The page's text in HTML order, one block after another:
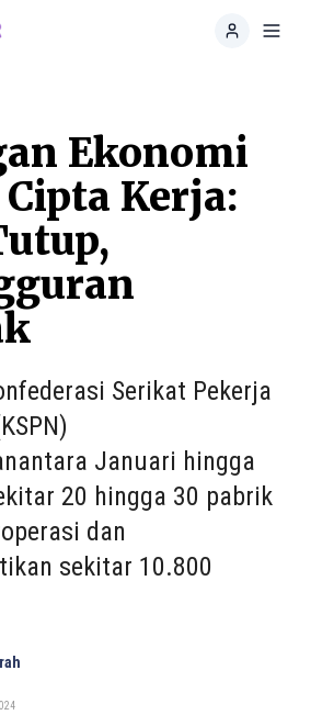
Ekonomi
Kerja:
Serikat Pekerja
Januari hingga
20 hingga 30 pabrik
dan
sekitar 10.800